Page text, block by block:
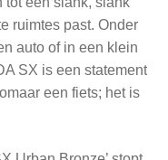
ruimtes past. Onder
auto of in een klein
SX is een statement
een fiets; het is